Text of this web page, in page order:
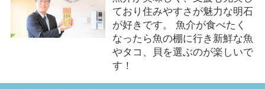
ており住みやすさが魅力な明石
が好きです。 魚介が食べたく
なったら魚の棚に行き新鮮な魚
やタコ、貝を選ぶのが楽しいで
す！